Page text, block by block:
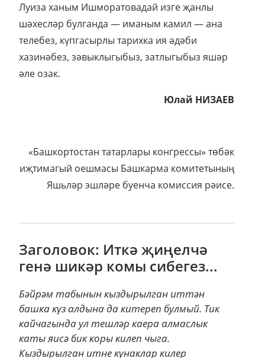
Луиза ханым Ишморатовадай изге җанлы
шәхесләр булганда — иманым камил — ана
телебез, күпгасырлы тарихка ия әдәби
хазинәбез, зәвыклыгыбыз, затлыгыбыз яшәр
әле озак.
Юлай НИЗАЕВ
«Башкортостан татарлары конгрессы» төбәк
иҗтимагый оешмасы Башкарма комитетының
Яшьләр эшләре буенча комиссия рәисе.
Заголовок: Иткә җиңелчә
генә шикәр комы сибегез...
Бәйрәм табынын кыздырылган иттән
башка күз алдына да китереп булмый. Тик
кайчагында ул тешләр каера алмаслык
каты яисә бик коры килеп чыга.
Кыздырылган итне кунаклар килер